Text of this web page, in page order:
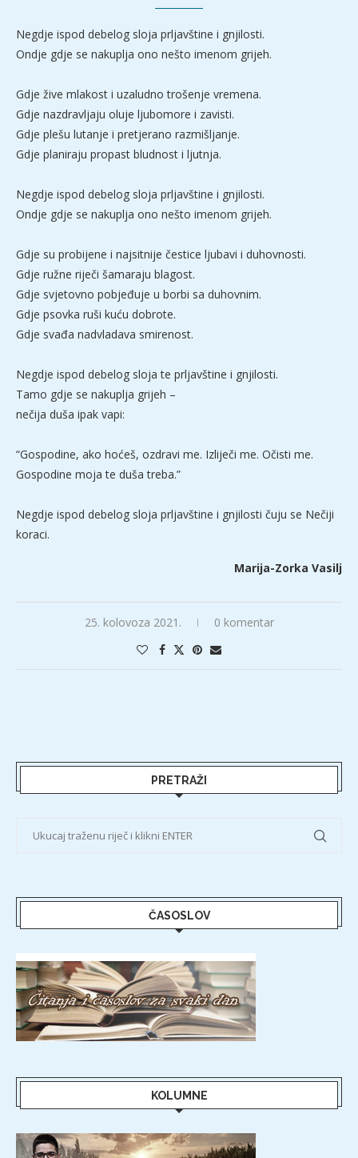
Negdje ispod debelog sloja prljavštine i gnjilosti.
Ondje gdje se nakuplja ono nešto imenom grijeh.
Gdje žive mlakost i uzaludno trošenje vremena.
Gdje nazdravljaju oluje ljubomore i zavisti.
Gdje plešu lutanje i pretjerano razmišljanje.
Gdje planiraju propast bludnost i ljutnja.
Negdje ispod debelog sloja prljavštine i gnjilosti.
Ondje gdje se nakuplja ono nešto imenom grijeh.
Gdje su probijene i najsitnije čestice ljubavi i duhovnosti.
Gdje ružne riječi šamaraju blagost.
Gdje svjetovno pobjeđuje u borbi sa duhovnim.
Gdje psovka ruši kuću dobrote.
Gdje svađa nadvladava smirenost.
Negdje ispod debelog sloja te prljavštine i gnjilosti.
Tamo gdje se nakuplja grijeh –
nečija duša ipak vapi:
“Gospodine, ako hoćeš, ozdravi me. Izliječi me. Očisti me.
Gospodine moja te duša treba.”
Negdje ispod debelog sloja prljavštine i gnjilosti čuju se Nečiji
koraci.
Marija-Zorka Vasilj
25. kolovoza 2021. 0 komentar
PRETRAŽI
ČASOSLOV
KOLUMNE